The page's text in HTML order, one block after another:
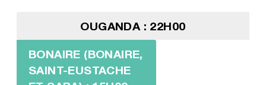
OUGANDA : 22H00
BONAIRE (BONAIRE,
SAINT-EUSTACHE